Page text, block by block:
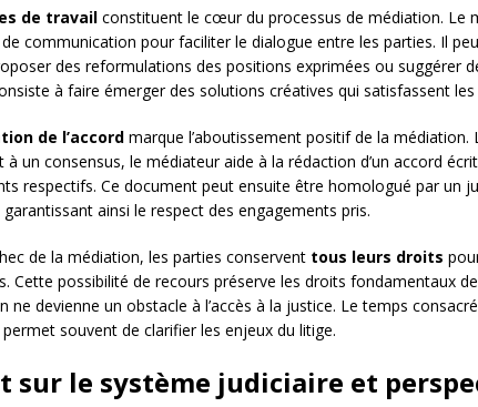
de travail constituent le cœur du processus de médiation. Le
communication pour faciliter le dialogue entre les parties. Il
des reformulations des positions exprimées ou suggérer
à faire émerger des solutions créatives qui satisfassent
de l’accord marque l’aboutissement positif de la médiation.
à un consensus, le médiateur aide à la rédaction d’un accord
respectifs. Ce document peut ensuite être homologué par un
ainsi le respect des engagements pris.
de la médiation, les parties conservent tous leurs droits
Cette possibilité de recours préserve les droits fondamentaux
ne devienne un obstacle à l’accès à la justice. Le temps
souvent de clarifier les enjeux du litige.
sur le système judiciaire et